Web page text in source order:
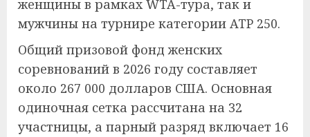
женщины в рамках WTA-тура, так и
мужчины на турнире категории ATP 250.
Общий призовой фонд женских
соревнований в 2026 году составляет
около 267 000 долларов США. Основная
одиночная сетка рассчитана на 32
участницы, а парный разряд включает 16